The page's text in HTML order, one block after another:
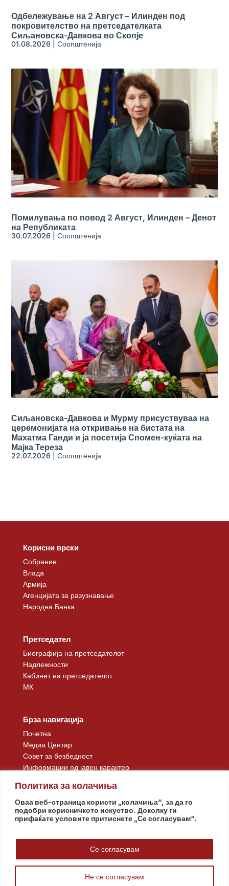
Политика за колачиња
Оваа веб-страница користи „колачиња“, за да го
подобри корисничкото искуство. Доколку ги
прифаќате условите притиснете „Се согласувам“.
Не се согласувам
Се согласувам
Одбележување на 2 Август – Илинден под
покровителство на претседателката
Сиљановска-Давкова во Скопје
01.08.2026 |Соопштенија
Помилувања по повод 2 Август, Илинден – Денот
на Републиката
30.07.2026 |Соопштенија
Сиљановска-Давкова и Мурму присуствуваа на
церемонијата на откривање на бистата на
Махатма Ганди и ја посетија Спомен-куќата на
Мајка Тереза
22.07.2026 |Соопштенија
Корисни врски
Собрание
Влада
Армија
Агенцијата за разузнавање
Народна Банка
Претседател
Биографија на претседателот
Надлежности
Кабинет на претседателот
МК
Брза навигација
Почетна
Медиа Центар
Совет за безбедност
Информации од јавен карактер
© www.pretsedatel.mk